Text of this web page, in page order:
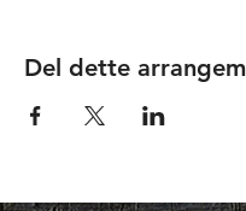
Del dette